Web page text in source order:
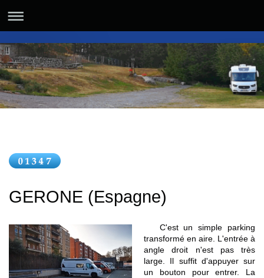
GERONE (Espagne)
C'est un simple parking
transformé en aire. L'entrée à
angle droit n'est pas très
large. Il suffit d'appuyer sur
un bouton pour entrer. La